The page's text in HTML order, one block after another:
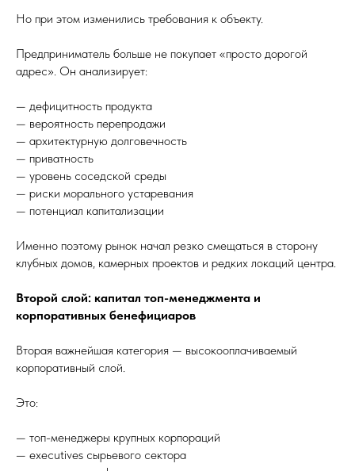
Но при этом изменились требования к объекту.
Предприниматель больше не покупает «просто дорогой
адрес». Он анализирует:
— дефицитность продукта
— вероятность перепродажи
— архитектурную долговечность
— приватность
— уровень соседской среды
— риски морального устаревания
— потенциал капитализации
Именно поэтому рынок начал резко смещаться в сторону
клубных домов, камерных проектов и редких локаций центра.
Второй слой: капитал топ-менеджмента и
корпоративных бенефициаров
Вторая важнейшая категория — высокооплачиваемый
корпоративный слой.
Это:
— топ-менеджеры крупных корпораций
— executives сырьевого сектора